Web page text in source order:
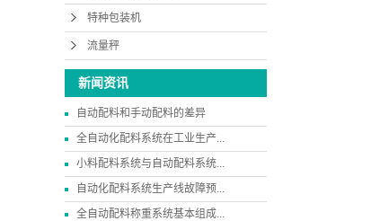
特种包装机
流量秤
新闻资讯
自动配料和手动配料的差异
全自动化配料系统在工业生产...
小料配料系统与自动配料系统...
自动化配料系统生产线故障预...
全自动配料称重系统基本组成...